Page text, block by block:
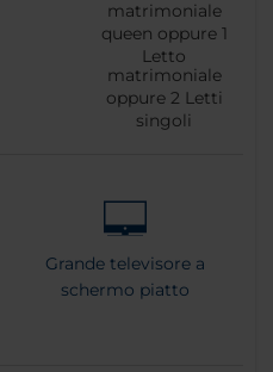
matrimoniale
queen oppure 1
Letto
matrimoniale
oppure 2 Letti
singoli
Grande televisore a
schermo piatto